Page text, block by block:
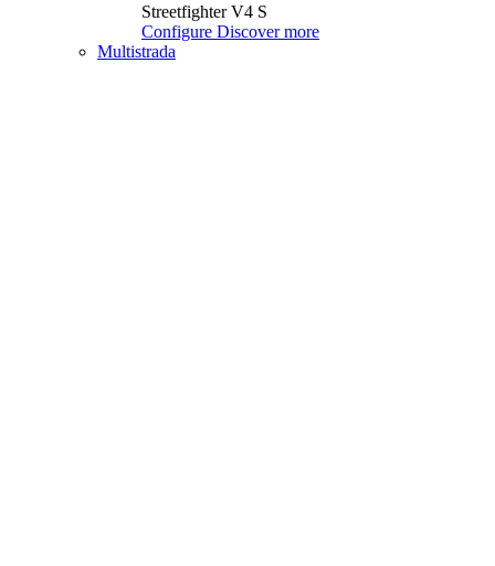
Streetfighter V4 S
Configure Discover more
Multistrada